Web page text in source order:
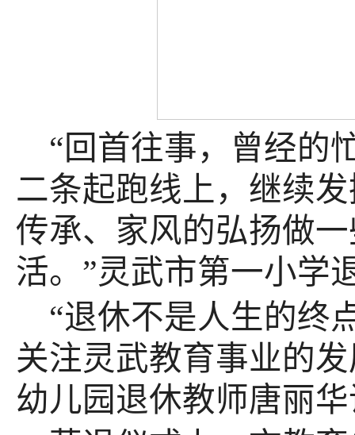
“回首往事，曾经的
二条起跑线上，继续
传承、家风的弘扬做
活。”灵武市第一小学
“退休不是人生的终
关注灵武教育事业的
幼儿园退休教师唐丽